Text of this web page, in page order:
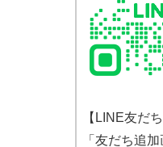
【LINE友だ
「友だち追